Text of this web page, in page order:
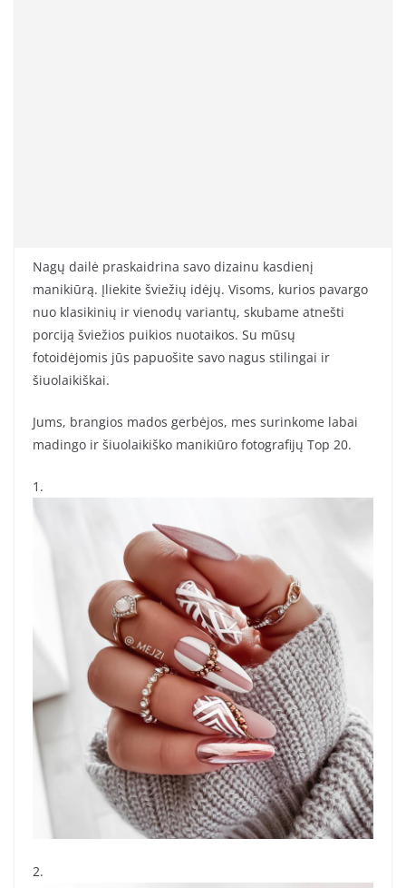
Nagų dailė praskaidrina savo dizainu kasdienį
manikiūrą. Įliekite šviežių idėjų. Visoms, kurios pavargo
nuo klasikinių ir vienodų variantų, skubame atnešti
porciją šviežios puikios nuotaikos. Su mūsų
fotoidėjomis jūs papuošite savo nagus stilingai ir
šiuolaikiškai.
Jums, brangios mados gerbėjos, mes surinkome labai
madingo ir šiuolaikiško manikiūro fotografijų Top 20.
1.
2.